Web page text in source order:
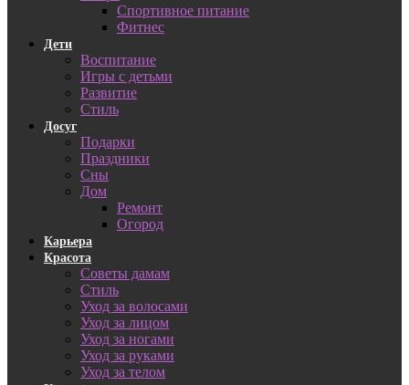
Спортивное питание
Фитнес
Дети
Воспитание
Игры с детьми
Развитие
Стиль
Досуг
Подарки
Праздники
Сны
Дом
Ремонт
Огород
Карьера
Красота
Советы дамам
Стиль
Уход за волосами
Уход за лицом
Уход за ногами
Уход за руками
Уход за телом